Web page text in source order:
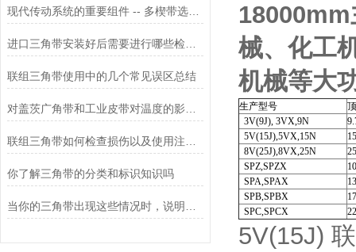
现代传动系统的重要组件 -- 多楔带选型与维护
联组三角带使用中的几个常见误区总结
对盖茨广角带和工业皮带对温度的影响有哪些？
你了解三角带的分类和标识知识吗
械、化工
机械等大
生产型号
3V(9J), 3VX,9N
5V(15J),5VX,15N
8V(25J),8VX,25N
SPZ,SPZX
SPA,SPAX
SPB,SPBX
SPC,SPCX
5V(15J)